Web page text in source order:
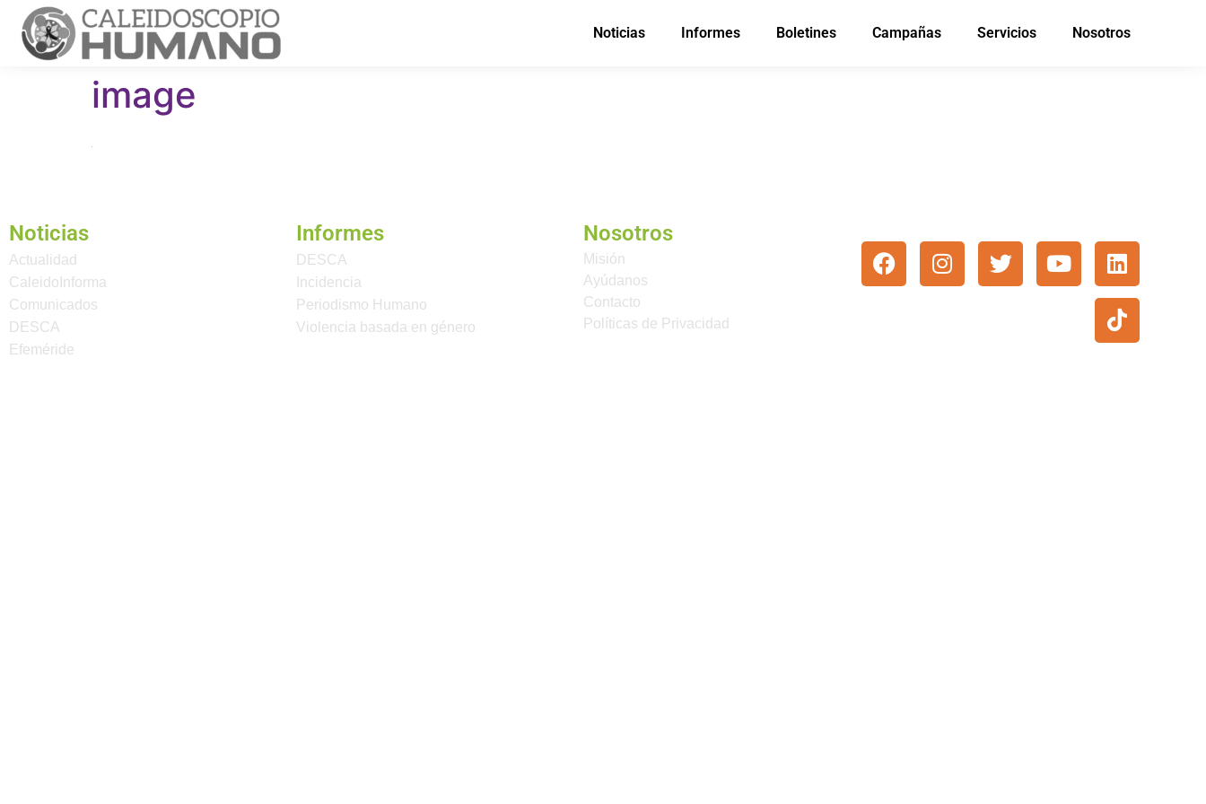
Noticias Informes Boletines Campañas Servicios Nosotros
image
Noticias
Actualidad
CaleidoInforma
Comunicados
DESCA
Efeméride
Informes
DESCA
Incidencia
Periodismo Humano
Violencia basada en género
Nosotros
Misión
Ayúdanos
Contacto
Políticas de Privacidad